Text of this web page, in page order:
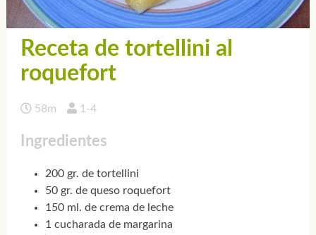
Receta de tortellini al
roquefort
58m 1-4
Ingredientes
200 gr. de tortellini
50 gr. de queso roquefort
150 ml. de crema de leche
1 cucharada de margarina